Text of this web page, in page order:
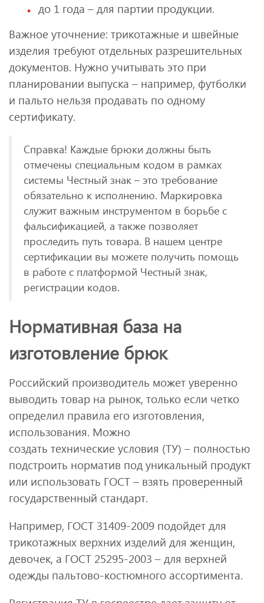
до 1 года – для партии продукции.
Важное уточнение: трикотажные и швейные
изделия требуют отдельных разрешительных
документов. Нужно учитывать это при
планировании выпуска – например, футболки
и пальто нельзя продавать по одному
сертификату.
Справка! Каждые брюки должны быть
отмечены специальным кодом в рамках
системы Честный знак – это требование
обязательно к исполнению. Маркировка
служит важным инструментом в борьбе с
фальсификацией, а также позволяет
проследить путь товара. В нашем центре
сертификации вы можете получить помощь
в работе с платформой Честный знак,
регистрации кодов.
Нормативная база на
изготовление брюк
Российский производитель может уверенно
выводить товар на рынок, только если четко
определил правила его изготовления,
использования. Можно
создать технические условия (ТУ) – полностью
подстроить норматив под уникальный продукт
или использовать ГОСТ – взять проверенный
государственный стандарт.
Например, ГОСТ 31409-2009 подойдет для
трикотажных верхних изделий для женщин,
девочек, а ГОСТ 25295-2003 – для верхней
одежды пальтово-костюмного ассортимента.